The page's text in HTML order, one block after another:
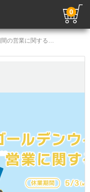
0
ゴールデンウィーク期間の営業に関するお知らせ／HIDキット｜LEDヘッドライト販売のスフィアライト